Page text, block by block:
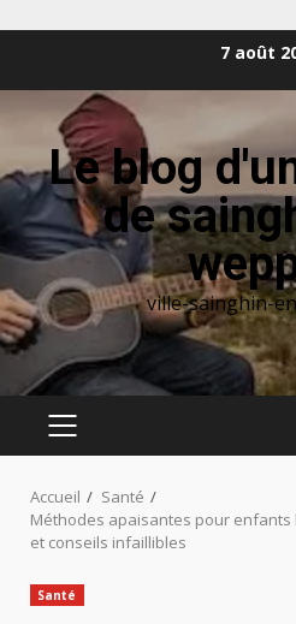
7 août
Le blog
de
ville-sainghin-
MENU
Accueil
Santé
Méthodes apaisantes pour
et conseils infaillibles
Santé